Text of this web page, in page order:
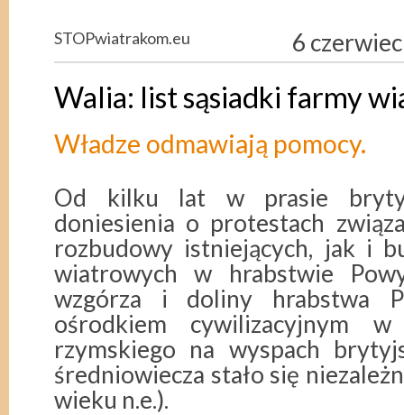
STOPwiatrakom.eu 6
Walia: list sąsiadki farmy
Władze odmawiają pomocy.
Od kilku lat w prasie
doniesienia o protestach
rozbudowy istniejących, jak i
wiatrowych w hrabstwie
wzgórza i doliny hrabstwa
ośrodkiem cywilizacyjnym
rzymskiego na wyspach
średniowiecza stało się
wieku n.e.).